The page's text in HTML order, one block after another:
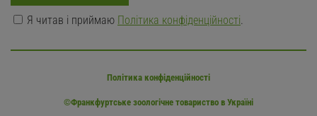
Я читав і приймаю Політика конфіденційності.
Політика конфіденційності
©Франкфуртське зоологічне товариство в Україні